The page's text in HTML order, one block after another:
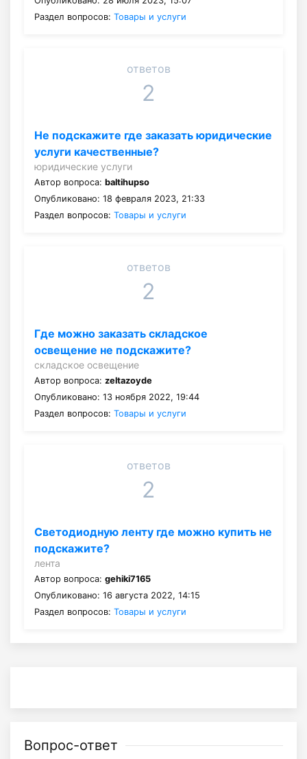
Раздел вопросов: Товары и услуги
ответов
2
Не подскажите где заказать юридические
услуги качественные?
юридические услуги
Автор вопроса: baltihupso
Опубликовано: 18 февраля 2023, 21:33
Раздел вопросов: Товары и услуги
ответов
2
Где можно заказать складское
освещение не подскажите?
складское освещение
Автор вопроса: zeltazoyde
Опубликовано: 13 ноября 2022, 19:44
Раздел вопросов: Товары и услуги
ответов
2
Светодиодную ленту где можно купить не
подскажите?
лента
Автор вопроса: gehiki7165
Опубликовано: 16 августа 2022, 14:15
Раздел вопросов: Товары и услуги
Вопрос-ответ